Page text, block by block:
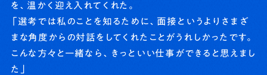
を、温かく迎え入れてくれた。
「選考では私のことを知るために、面接というよりさまざ
まな角度からの対話をしてくれたことがうれしかったです。
こんな方々と一緒なら、きっといい仕事ができると思えまし
た」